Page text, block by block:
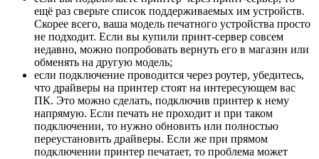
ещё раз сверьте список поддерживаемых им устройств.
Скорее всего, ваша модель печатного устройства просто
не подходит. Если вы купили принт-сервер совсем
недавно, можно попробовать вернуть его в магазин или
обменять на другую модель;
если подключение проводится через роутер, убедитесь,
что драйверы на принтер стоят на интересующем вас
ПК. Это можно сделать, подключив принтер к нему
напрямую. Если печать не проходит и при таком
подключении, то нужно обновить или полностью
переустановить драйверы. Если же при прямом
подключении принтер печатает, то проблема может